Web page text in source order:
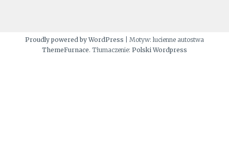
Proudly powered by WordPress
Motyw: lucienne autostwa
ThemeFurnace. Tłumaczenie: Polski Wordpress